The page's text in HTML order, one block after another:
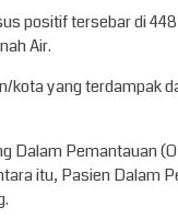
positif tersebar di
Air.
kota yang terdampak
Dalam Pemantauan
itu, Pasien Dalam